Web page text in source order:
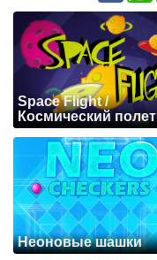
Space Flight /
Космический полет
Неоновые шашки